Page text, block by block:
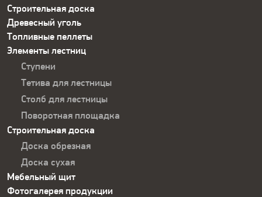
Строительная доска
Древесный уголь
Топливные пеллеты
Элементы лестниц
Ступени
Тетива для лестницы
Столб для лестницы
Поворотная площадка
Строительная доска
Доска обрезная
Доска сухая
Мебельный щит
Фотогалерея продукции